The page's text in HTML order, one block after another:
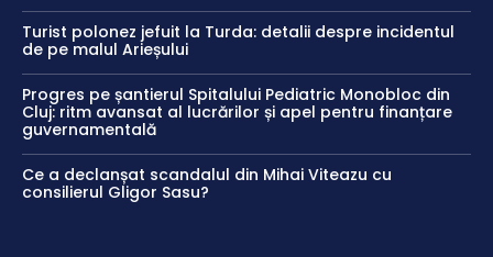
Turist polonez jefuit la Turda: detalii despre incidentul
de pe malul Arieșului
Progres pe șantierul Spitalului Pediatric Monobloc din
Cluj: ritm avansat al lucrărilor și apel pentru finanțare
guvernamentală
Ce a declanșat scandalul din Mihai Viteazu cu
consilierul Gligor Sasu?